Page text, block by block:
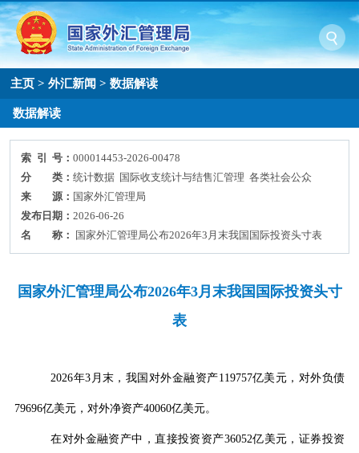
主页 >外汇新闻 >数据解读
数据解读
索 引 号：000014453-2026-00478
分 类：统计数据 国际收支统计与结售汇管理 各类社会公众
来 源： 国家外汇管理局
发布日期：2026-06-26
名 称：
国家外汇管理局公布2026年3月末我国国际投资头寸表
国家外汇管理局公布2026年3月末我国国际投资头寸
表
2026年3 月末，我国对外金融资产119757亿美元，对外负债
79696亿美元，对外净资产40060亿美元。
在对外金融资产中，直接投资资产36052亿美元，证券投资